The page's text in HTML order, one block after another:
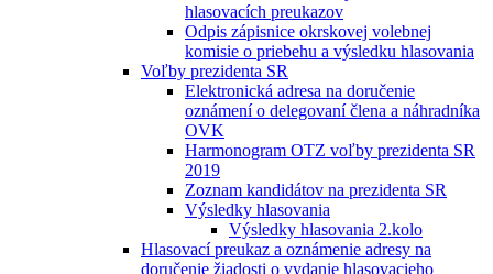
hlasovacích preukazov
Odpis zápisnice okrskovej volebnej
komisie o priebehu a výsledku hlasovania
Voľby prezidenta SR
Elektronická adresa na doručenie
oznámení o delegovaní člena a náhradníka
OVK
Harmonogram OTZ voľby prezidenta SR
2019
Zoznam kandidátov na prezidenta SR
Výsledky hlasovania
Výsledky hlasovania 2.kolo
Hlasovací preukaz a oznámenie adresy na
doručenie žiadosti o vydanie hlasovacieho